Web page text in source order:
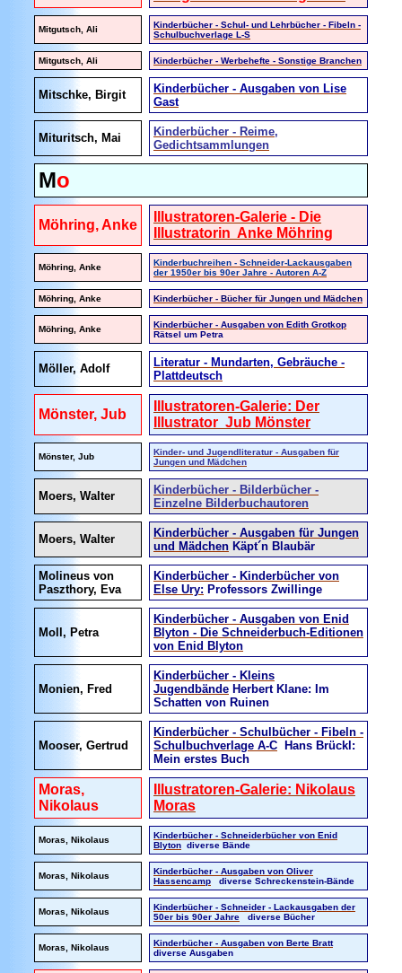
Mitgutsch, Ali
Kinderbücher - Schul- und Lehrbücher - Fibeln -
Schulbuchverlage L-S
Mitgutsch, Ali Kinderbücher - Werbehefte - Sonstige Branchen
Mitschke, Birgit
Kinderbücher - Ausgaben von Lise
Gast
Mituritsch, Mai
Kinderbücher - Reime,
Gedichtsammlungen
Mo
Möhring, Anke
Illustratoren-Galerie - Die
Illustratorin Anke Möhring
Möhring, Anke
Kinderbuchreihen - Schneider-Lackausgaben
der 1950er bis 90er Jahre - Autoren A-Z
Möhring, Anke Kinderbücher - Bücher für Jungen und Mädchen
Möhring, Anke
Kinderbücher - Ausgaben von Edith Grotkop
Rätsel um Petra
Möller, Adolf
Literatur - Mundarten, Gebräuche -
Plattdeutsch
Mönster, Jub
Illustratoren-Galerie: Der
Illustrator Jub Mönster
Mönster, Jub
Kinder- und Jugendliteratur - Ausgaben für
Jungen und Mädchen
Moers, Walter
Kinderbücher - Bilderbücher -
Einzelne Bilderbuchautoren
Moers, Walter
Kinderbücher - Ausgaben für Jungen
und Mädchen Käpt´n Blaubär
Molineus von
Paszthory, Eva
Kinderbücher - Kinderbücher von
Else Ury: Professors Zwillinge
Moll, Petra
Kinderbücher - Ausgaben von Enid
Blyton - Die Schneiderbuch-Editionen
von Enid Blyton
Monien, Fred
Kinderbücher - Kleins
Jugendbände Herbert Klane: Im
Schatten von Ruinen
Mooser, Gertrud
Kinderbücher - Schulbücher - Fibeln -
Schulbuchverlage A-C Hans Brückl:
Mein erstes Buch
Moras,
Nikolaus
Illustratoren-Galerie: Nikolaus
Moras
Moras, Nikolaus
Kinderbücher - Schneiderbücher von Enid
Blyton diverse Bände
Moras, Nikolaus
Kinderbücher - Ausgaben von Oliver
Hassencamp diverse Schreckenstein-Bände
Moras, Nikolaus
Kinderbücher - Schneider - Lackausgaben der
50er bis 90er Jahre diverse Bücher
Moras, Nikolaus
Kinderbücher - Ausgaben von Berte Bratt
diverse Ausgaben